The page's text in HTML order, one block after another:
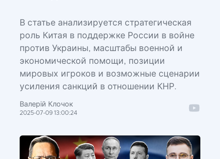
В статье анализируется стратегическая
роль Китая в поддержке России в войне
против Украины, масштабы военной и
экономической помощи, позиции
мировых игроков и возможные сценарии
усиления санкций в отношении КНР.
Валерій Клочок
2025-07-09 13:00:24